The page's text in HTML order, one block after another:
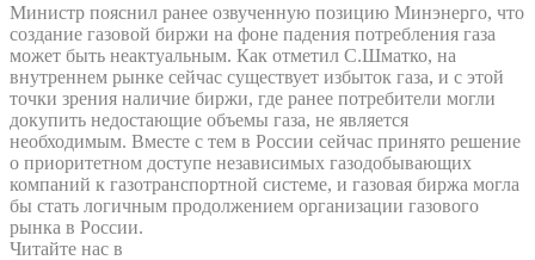
Министр пояснил ранее озвученную позицию Минэнерго, что
создание газовой биржи на фоне падения потребления газа
может быть неактуальным. Как отметил С.Шматко, на
внутреннем рынке сейчас существует избыток газа, и с этой
точки зрения наличие биржи, где ранее потребители могли
докупить недостающие объемы газа, не является
необходимым. Вместе с тем в России сейчас принято решение
о приоритетном доступе независимых газодобывающих
компаний к газотранспортной системе, и газовая биржа могла
бы стать логичным продолжением организации газового
рынка в России.
Читайте нас в